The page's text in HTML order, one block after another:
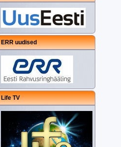
ERR uudised
Life TV